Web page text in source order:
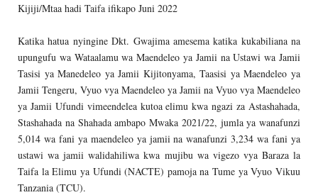
Kijiji/Mtaa hadi Taifa ifikapo Juni 2022
Katika hatua nyingine Dkt. Gwajima amesema katika kukabiliana na
upungufu wa Wataalamu wa Maendeleo ya Jamii na Ustawi wa Jamii
Tasisi ya Manedeleo ya Jamii Kijitonyama, Taasisi ya Maendeleo ya
Jamii Tengeru, Vyuo vya Maendeleo ya Jamii na Vyuo vya Maendeleo
ya Jamii Ufundi vimeendelea kutoa elimu kwa ngazi za Astashahada,
Stashahada na Shahada ambapo Mwaka 2021/22, jumla ya wanafunzi
5,014 wa fani ya maendeleo ya jamii na wanafunzi 3,234 wa fani ya
ustawi wa jamii walidahiliwa kwa mujibu wa vigezo vya Baraza la
Taifa la Elimu ya Ufundi (NACTE) pamoja na Tume ya Vyuo Vikuu
Tanzania (TCU).